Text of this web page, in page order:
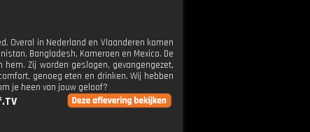
Overal in Nederland en Vlaanderen komen
Bangladesh, Kameroen en Mexico. De
Zij worden geslagen, gevangengezet,
genoeg eten en drinken. Wij hebben
je heen van jouw geloof?